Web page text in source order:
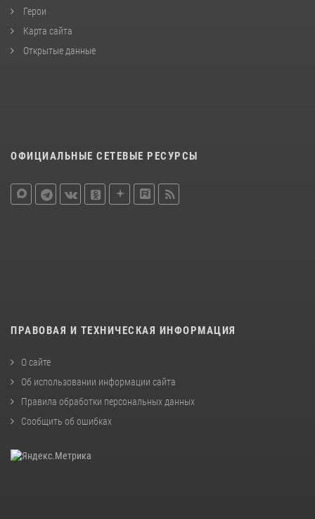
Герои
Карта сайта
Открытые данные
ОФИЦИАЛЬНЫЕ СЕТЕВЫЕ РЕСУРСЫ
ПРАВОВАЯ И ТЕХНИЧЕСКАЯ ИНФОРМАЦИЯ
О сайте
Об использовании информации сайта
Правила обработки персональных данных
Сообщить об ошибках